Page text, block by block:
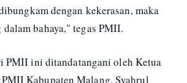
dengan kekerasan, maka
bahaya," tegas PMII.
PMII ini ditandatangani oleh Ketua
Kabupaten Malang, Syahrul